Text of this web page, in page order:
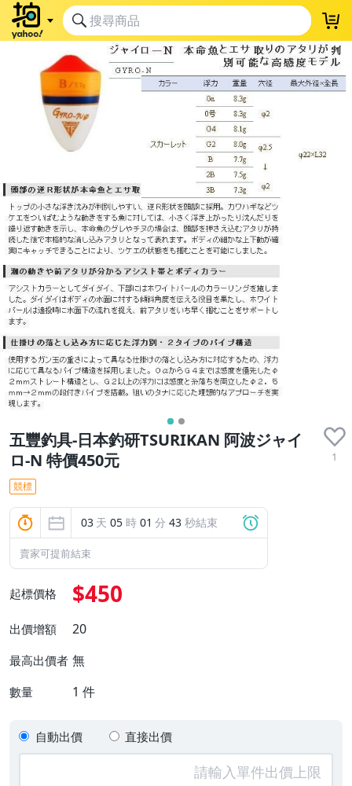
五豐釣具-日本釣研TSURIKAN 阿波ジャイ
ロ-N 特價450元
1
競標
03 天 05 時 01 分 43 秒結束
賣家可提前結束
起標價格 $450
出價增額 20
最高出價者 無
數量 1 件
自動出價 直接出價